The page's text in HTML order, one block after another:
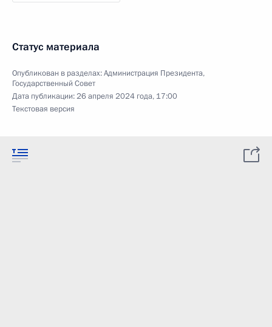
Статус материала
Опубликован в разделах:Администрация Президента,
Государственный Совет
Дата публикации:26 апреля 2024 года, 17:00
Текстовая версия